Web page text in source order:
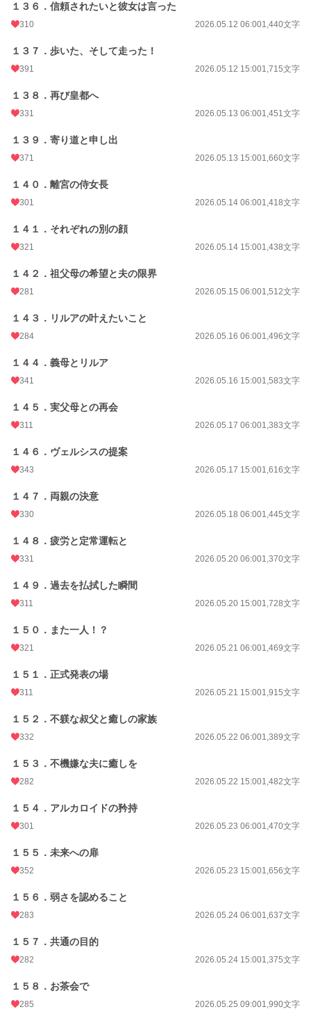
１３６．信頼されたいと彼女は言った
310 2026.05.12 06:001,440文字
１３７．歩いた、そして走った！
391 2026.05.12 15:001,715文字
１３８．再び皇都へ
331 2026.05.13 06:001,451文字
１３９．寄り道と申し出
371 2026.05.13 15:001,660文字
１４０．離宮の侍女長
301 2026.05.14 06:001,418文字
１４１．それぞれの別の顔
321 2026.05.14 15:001,438文字
１４２．祖父母の希望と夫の限界
281 2026.05.15 06:001,512文字
１４３．リルアの叶えたいこと
284 2026.05.16 06:001,496文字
１４４．義母とリルア
341 2026.05.16 15:001,583文字
１４５．実父母との再会
311 2026.05.17 06:001,383文字
１４６．ヴェルシスの提案
343 2026.05.17 15:001,616文字
１４７．両親の決意
330 2026.05.18 06:001,445文字
１４８．疲労と定常運転と
331 2026.05.20 06:001,370文字
１４９．過去を払拭した瞬間
311 2026.05.20 15:001,728文字
１５０．また一人！？
321 2026.05.21 06:001,469文字
１５１．正式発表の場
311 2026.05.21 15:001,915文字
１５２．不躾な叔父と癒しの家族
332 2026.05.22 06:001,389文字
１５３．不機嫌な夫に癒しを
282 2026.05.22 15:001,482文字
１５４．アルカロイドの矜持
301 2026.05.23 06:001,470文字
１５５．未来への扉
352 2026.05.23 15:001,656文字
１５６．弱さを認めること
283 2026.05.24 06:001,637文字
１５７．共通の目的
282 2026.05.24 15:001,375文字
１５８．お茶会で
285 2026.05.25 09:001,990文字